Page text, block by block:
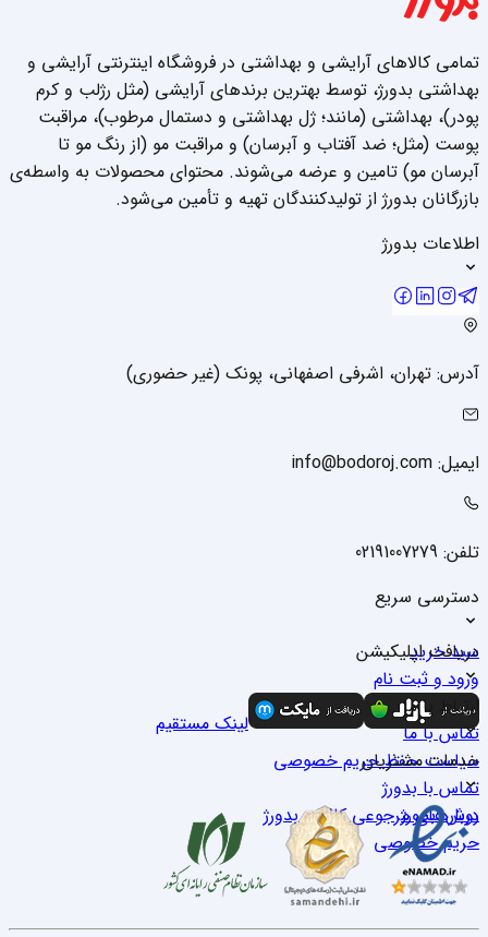
تمامی کالاهای آرایشی و بهداشتی در فروشگاه اینترنتی آرایشی و
بهداشتی بدورژ، توسط بهترین برندهای آرایشی (مثل رژلب و کرم
پودر)، بهداشتی (مانند؛ ژل بهداشتی و دستمال مرطوب)، مراقبت
پوست (مثل؛ ضد آفتاب و آبرسان) و مراقبت مو (از رنگ مو تا
آبرسان مو) تامین و عرضه می‌شوند. محتوای محصولات به واسطه‌ی
بازرگانان بدورژ از تولیدکنندگان تهیه و تأمین می‌شود.
اطلاعات بدورژ
آدرس: تهران، اشرفی اصفهانی، پونک (غیر حضوری)
ایمیل: info@bodoroj.com
تلفن: 02191007279
دسترسی سریع
سبد خرید
ورود و ثبت نام
درباره ما
تماس با ما
دریافت اپلیکیشن
لینک مستقیم
ارتباط با ما
سیاست حفظ حریم خصوصی
تماس با بدو‌رژ
درباره بدو‌رژ
خدمات مشتریان
روش‌های مرجوعی کالا در بدو‌رژ
حریم خصوصی